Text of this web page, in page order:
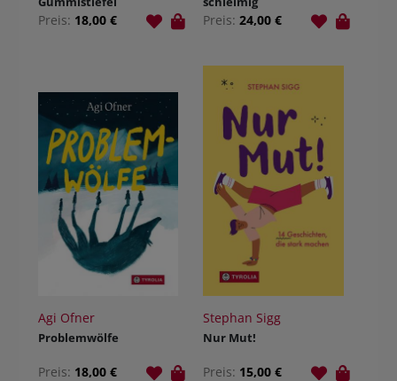
Preis: 18,00 € Preis: 24,00 €
Agi Ofner
Problemwölfe
Preis: 18,00 €
Stephan Sigg
Nur Mut!
Preis: 15,00 €